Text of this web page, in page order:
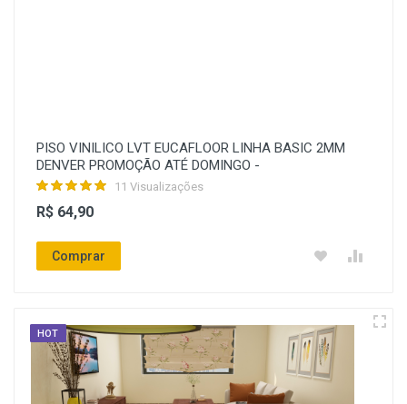
PISO VINILICO LVT EUCAFLOOR LINHA BASIC 2MM
DENVER PROMOÇÃO ATÉ DOMINGO -
11 Visualizações
R$ 64,90
Comprar
HOT